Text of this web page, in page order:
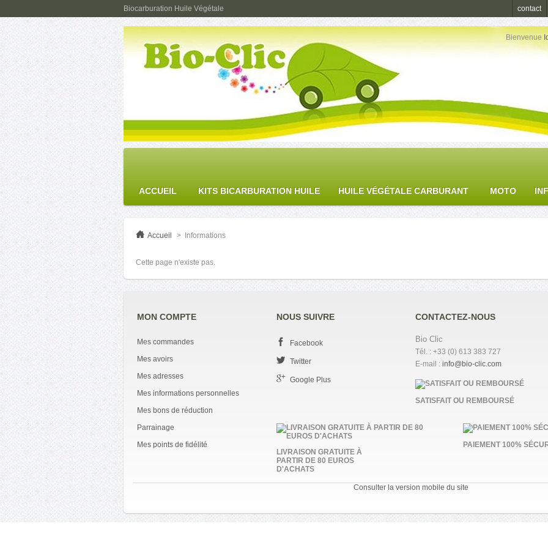
Biocarburation Huile Végétale contact
Bienvenue
ACCUEIL KITS BICARBURATION HUILE HUILE VÉGÉTALE CARBURANT MOTO
Accueil > Informations
Cette page n'existe pas.
MON COMPTE
Mes commandes
Mes avoirs
Mes adresses
Mes informations personnelles
Mes bons de réduction
Parrainage
Mes points de fidélité
NOUS SUIVRE
Facebook
Twitter
Google Plus
CONTACTEZ-NOUS
Bio Clic
Tél. : +33 (0) 613 383 727
E-mail :info@bio-clic.com
SATISFAIT OU REMBOURSÉ
LIVRAISON GRATUITE À
PARTIR DE 80 EUROS
D'ACHATS
PAIEMENT 100%
Consulter la version mobile du site